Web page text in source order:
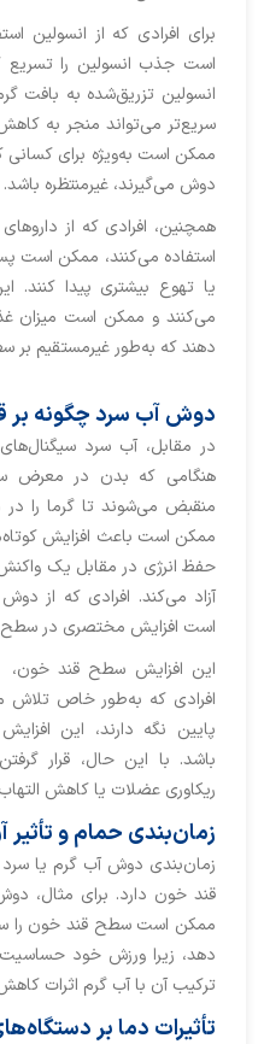
برای افرادی که از انسولین
است جذب انسولین را تسریع
انسولین تزریق‌شده به
سریع‌تر می‌تواند منجر به
ممکن است به‌ویژه برای کسانی
دوش می‌گیرند، غیرمنتظره باشد.
استفاده می‌کنند، ممکن است
یا تهوع بیشتری پیدا
می‌کنند و ممکن است میزان
دهند که به‌طور غیرمستقیم بر
دوش آب سرد چگونه بر
در مقابل، آب سرد
هنگامی که بدن در معرض
منقبض می‌شوند تا گرما را
ممکن است باعث افزایش
حفظ انرژی در مقابل یک
آزاد می‌کند. افرادی که از
است افزایش مختصری در سطح
این افزایش سطح قند خون،
افرادی که به‌طور خاص تلاش
پایین نگه دارند، این
باشد. با این حال، قرار
ریکاوری عضلات یا کاهش
زمان‌بندی حمام و تأثیر
زمان‌بندی دوش آب گرم یا
قند خون دارد. برای مثال،
ممکن است سطح قند خون را
دهد، زیرا ورزش خود
ترکیب آن با آب گرم اثرات
تأثیرات دما بر